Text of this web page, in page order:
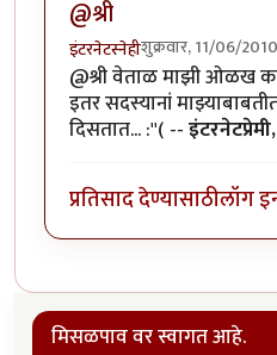
@श्री
इंटरनेटस्नेहीशुक्रवार, 11/06/
@श्री वेताळ माझी ओळख
इतर सदस्यानां
दिसतात... :''( --
प्रतिसाद देण्यासाठीलॉग
मिसळपाव वर स्वागत आहे.